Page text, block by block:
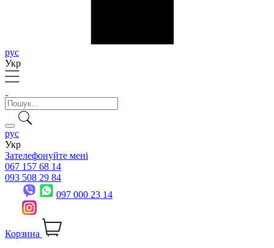
рус
Укр
рус
Укр
Зателефонуйте мені
067 157 68 14
093 508 29 84
097 000 23 14
Корзина